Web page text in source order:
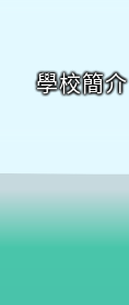
學校簡介